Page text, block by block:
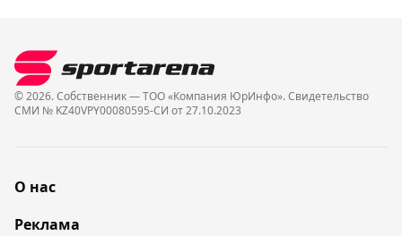
© 2026. Собственник — ТОО «Компания ЮрИнфо». Cвидетельство
СМИ № KZ40VPY00080595-СИ от 27.10.2023
О нас
Реклама